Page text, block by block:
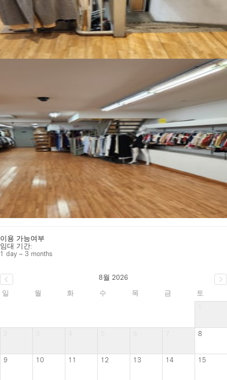
이용 가능여부
임대 기간:
1 day – 3 months
8월 2026
일
월 화 수 목 금
토
8
9 10 11 12 13 14 15